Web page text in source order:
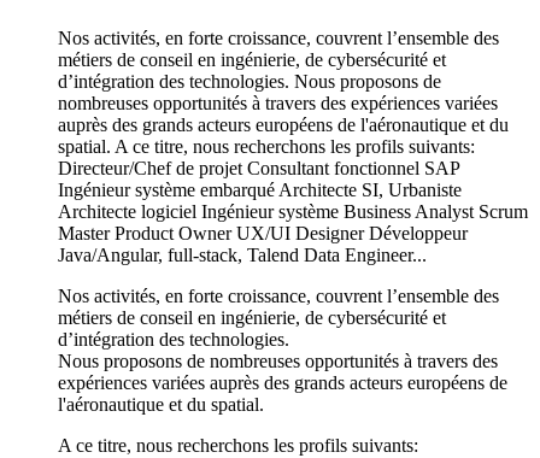
Nos activités, en forte croissance, couvrent l’ensemble des
métiers de conseil en ingénierie, de cybersécurité et
d’intégration des technologies. Nous proposons de
nombreuses opportunités à travers des expériences variées
auprès des grands acteurs européens de l'aéronautique et du
spatial. A ce titre, nous recherchons les profils suivants:
Directeur/Chef de projet Consultant fonctionnel SAP
Ingénieur système embarqué Architecte SI, Urbaniste
Architecte logiciel Ingénieur système Business Analyst Scrum
Master Product Owner UX/UI Designer Développeur
Java/Angular, full-stack, Talend Data Engineer...
Nos activités, en forte croissance, couvrent l’ensemble des
métiers de conseil en ingénierie, de cybersécurité et
d’intégration des technologies.
Nous proposons de nombreuses opportunités à travers des
expériences variées auprès des grands acteurs européens de
l'aéronautique et du spatial.
A ce titre, nous recherchons les profils suivants: